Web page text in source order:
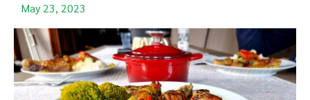
May 23, 2023